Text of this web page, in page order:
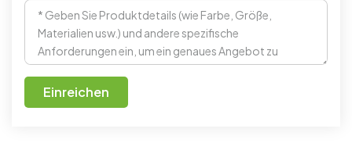
Einreichen